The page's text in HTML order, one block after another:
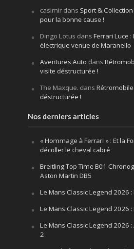
casimirdans Sport &
pour la bonne cause !
Dingo Lotus dans Ferrari Luce
électrique venue de Maranello
Aventures Auto dans
visite déstructurée !
The Maxque. dans
déstructurée !
Nos derniers articles
« Hommage à Ferrari » : Et la
décoller le cheval cabré
Breitling Top Time B01
Aston Martin DB5
Le Mans Classic Legend 2026 :
Le Mans Classic Legend 2026
Le Mans Classic Legend 2026 :
2